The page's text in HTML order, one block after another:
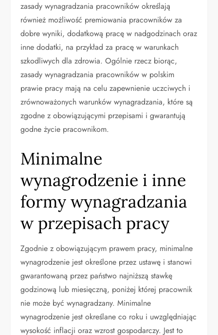
zasady wynagradzania pracowników określają
również możliwość premiowania pracowników za
dobre wyniki, dodatkową pracę w nadgodzinach oraz
inne dodatki, na przykład za pracę w warunkach
szkodliwych dla zdrowia. Ogólnie rzecz biorąc,
zasady wynagradzania pracowników w polskim
prawie pracy mają na celu zapewnienie uczciwych i
zrównoważonych warunków wynagradzania, które są
zgodne z obowiązującymi przepisami i gwarantują
godne życie pracownikom.
Minimalne
wynagrodzenie i inne
formy wynagradzania
w przepisach pracy
Zgodnie z obowiązującym prawem pracy, minimalne
wynagrodzenie jest określone przez ustawę i stanowi
gwarantowaną przez państwo najniższą stawkę
godzinową lub miesięczną, poniżej której pracownik
nie może być wynagradzany. Minimalne
wynagrodzenie jest określane co roku i uwzględniając
wysokość inflacji oraz wzrost gospodarczy. Jest to